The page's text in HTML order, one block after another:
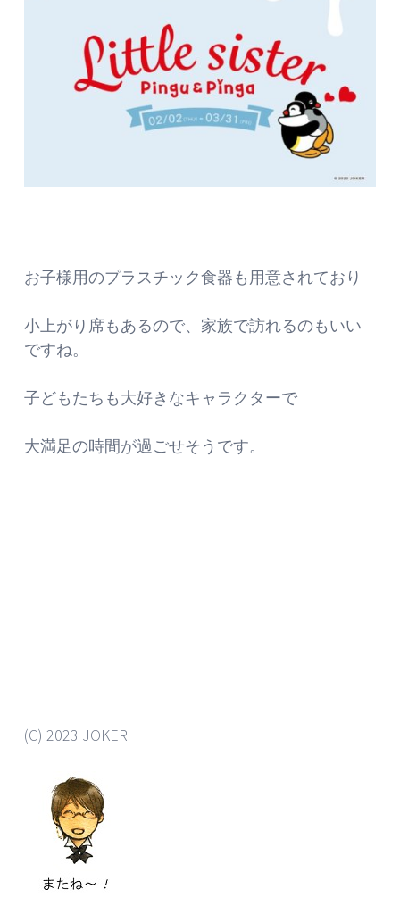
お子様用のプラスチック食器も用意されており
小上がり席もあるので、家族で訪れるのもいい
ですね。
子どもたちも大好きなキャラクターで
大満足の時間が過ごせそうです。
(C) 2023 JOKER